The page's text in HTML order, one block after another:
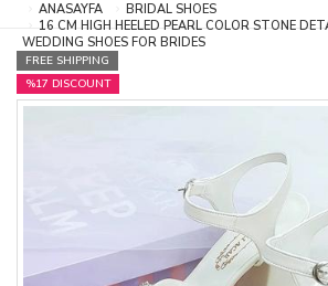
ANASAYFA
BRIDAL SHOES
16 CM HIGH HEELED PEARL COLOR STONE
WEDDING SHOES FOR BRIDES
FREE SHIPPING
%17 DISCOUNT